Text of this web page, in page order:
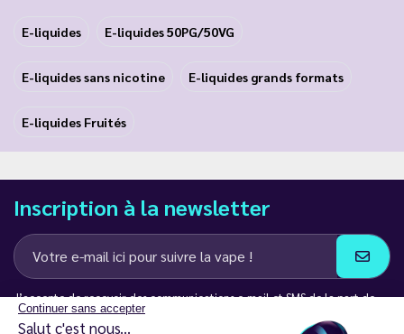
Continuer sans accepter
Salut c'est nous...
E-liquides E-liquides 50PG/50VG
E-liquides sans nicotine E-liquides grands formats
E-liquides Fruités
Inscription à la newsletter
J’accepte de recevoir des communications e-mail et SMS de la part de
LD Groupe